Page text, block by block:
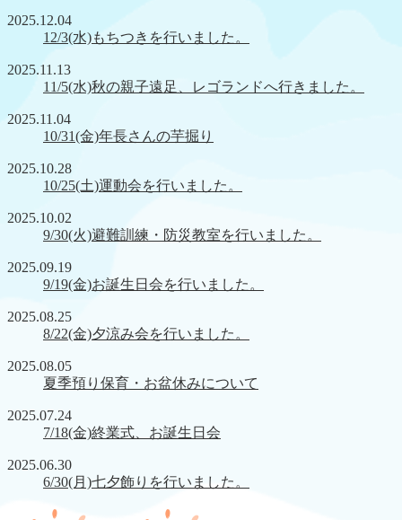
2025.12.04
12/3(水)もちつきを行いました。
2025.11.13
11/5(水)秋の親子遠足、レゴランドへ行きました。
2025.11.04
10/31(金)年長さんの芋掘り
2025.10.28
10/25(土)運動会を行いました。
2025.10.02
9/30(火)避難訓練・防災教室を行いました。
2025.09.19
9/19(金)お誕生日会を行いました。
2025.08.25
8/22(金)夕涼み会を行いました。
2025.08.05
夏季預り保育・お盆休みについて
2025.07.24
7/18(金)終業式、お誕生日会
2025.06.30
6/30(月)七夕飾りを行いました。